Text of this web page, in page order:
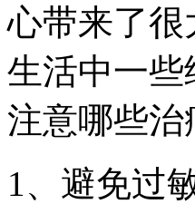
心带来了
生活中一
注意哪些
1、避免过